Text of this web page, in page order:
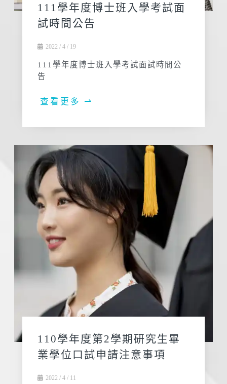
111學年度博士班入學考試面
試時間公告
2022 / 4 / 19
111學年度博士班入學考試面試時間公
告
查看更多 ⇀
110學年度第2學期研究生畢
業學位口試申請注意事項
2022 / 4 / 11